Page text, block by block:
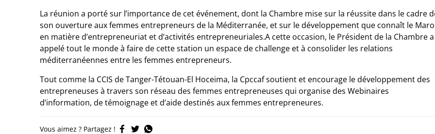
La réunion a porté sur l’importance de cet événement, dont la Chambre mise sur la réussite dans le cadre
son ouverture aux femmes entrepreneurs de la Méditerranée, et sur le développement que connaît le
en matière d’entrepreneuriat et d’activités entrepreneuriales.A cette occasion, le Président de la Chambre a
appelé tout le monde à faire de cette station un espace de challenge et à consolider les relations
méditerranéennes entre les femmes entrepreneurs.
Tout comme la CCIS de Tanger-Tétouan-El Hoceima, la Cpccaf soutient et encourage le développement des
entrepreneuses à travers son réseau des femmes entrepreneuses qui organise des Webinaires
d’information, de témoignage et d’aide destinés aux femmes entrepreneures.
Vous aimez ? Partagez !